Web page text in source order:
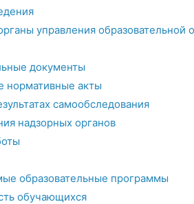
управления образовательной
документы
нормативные акты
самообследования
надзорных органов
образовательные программы
обучающихся